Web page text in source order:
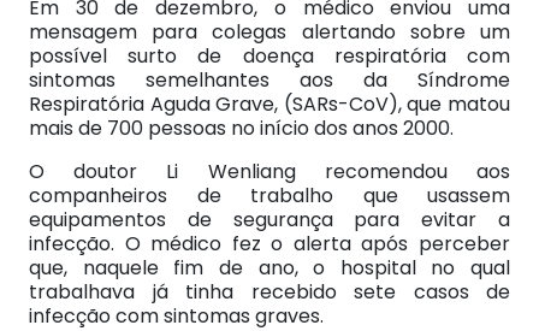
Em 30 de dezembro, o médico enviou uma
mensagem para colegas alertando sobre um
possível surto de doença respiratória com
sintomas semelhantes aos da Síndrome
Respiratória Aguda Grave, (SARs-CoV), que matou
mais de 700 pessoas no início dos anos 2000.
O doutor Li Wenliang recomendou aos
companheiros de trabalho que usassem
equipamentos de segurança para evitar a
infecção. O médico fez o alerta após perceber
que, naquele fim de ano, o hospital no qual
trabalhava já tinha recebido sete casos de
infecção com sintomas graves.